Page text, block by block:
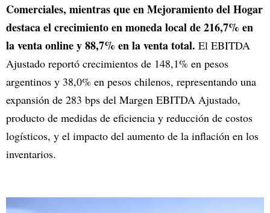
Comerciales, mientras que en Mejoramiento del Hogar
destaca el crecimiento en moneda local de 216,7% en
la venta online y 88,7% en la venta total. El EBITDA
Ajustado reportó crecimientos de 148,1% en pesos
argentinos y 38,0% en pesos chilenos, representando una
expansión de 283 bps del Margen EBITDA Ajustado,
producto de medidas de eficiencia y reducción de costos
logísticos, y el impacto del aumento de la inflación en los
inventarios.